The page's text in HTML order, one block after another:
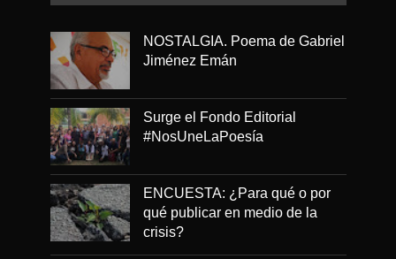
NOSTALGIA. Poema de Gabriel
Jiménez Emán
Surge el Fondo Editorial
#NosUneLaPoesía
ENCUESTA: ¿Para qué o por
qué publicar en medio de la
crisis?